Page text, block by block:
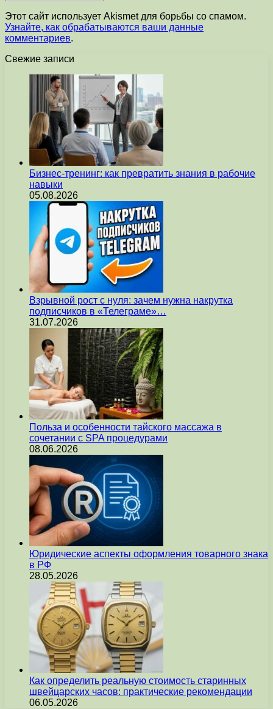
Этот сайт использует Akismet для борьбы со спамом.
Узнайте, как обрабатываются ваши данные
комментариев.
Свежие записи
Бизнес-тренинг: как превратить знания в рабочие
навыки
05.08.2026
Взрывной рост с нуля: зачем нужна накрутка
подписчиков в «Телеграме»…
31.07.2026
Польза и особенности тайского массажа в
сочетании с SPA процедурами
08.06.2026
Юридические аспекты оформления товарного знака
в РФ
28.05.2026
Как определить реальную стоимость старинных
швейцарских часов: практические рекомендации
06.05.2026